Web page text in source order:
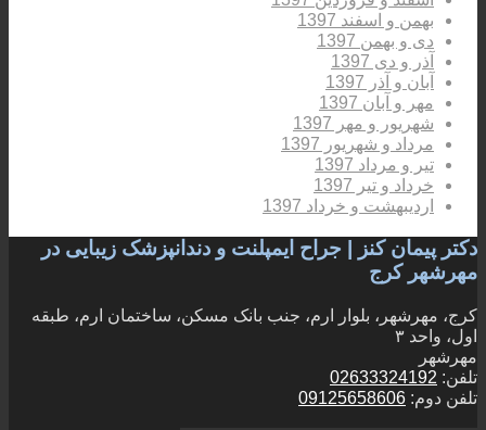
بهمن و اسفند 1397
دی و بهمن 1397
آذر و دی 1397
آبان و آذر 1397
مهر و آبان 1397
شهریور و مهر 1397
مرداد و شهریور 1397
تیر و مرداد 1397
خرداد و تیر 1397
اردیبهشت و خرداد 1397
دکتر پیمان کنز | جراح ایمپلنت و دندانپزشک زیبایی در
مهرشهر کرج
کرج، مهرشهر، بلوار ارم، جنب بانک مسکن، ساختمان ارم، طبقه
اول، واحد ۳
مهرشهر
تلفن: 02633324192
تلفن دوم: 09125658606